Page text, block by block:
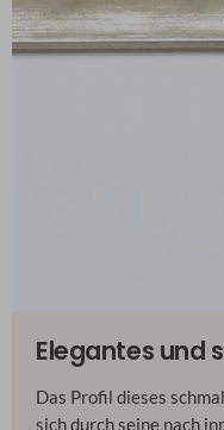
Elegantes und
Das Profil dieses
sich durch seine nach